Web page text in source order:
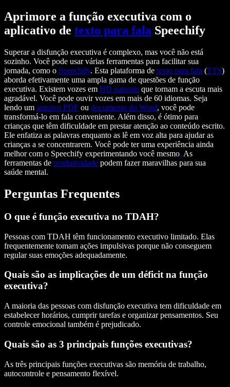
Aprimore a função executiva com o
aplicativo de texto para fala Speechify
Superar a disfunção executiva é complexo, mas você não está
sozinho. Você pode usar várias ferramentas para facilitar sua
jornada, como o Speechify. Esta plataforma de texto para fala (TTS)
aborda efetivamente uma ampla gama de questões de função
executiva. Existem vozes em HD naturais que tornam a escuta mais
agradável. Você pode ouvir vozes em mais de 60 idiomas. Seja
lendo um arquivo PDF ou documento do Word, você pode
transformá-lo em fala conveniente. Além disso, é ótimo para
crianças que têm dificuldade em prestar atenção ao conteúdo escrito.
Ele enfatiza as palavras enquanto as lê em voz alta para ajudar as
crianças a se concentrarem. Você pode ter uma experiência ainda
melhor com o Speechify experimentando você mesmo. As
ferramentas de produtividade podem fazer maravilhas para sua
saúde mental.
Perguntas Frequentes
O que é função executiva no TDAH?
Pessoas com TDAH têm funcionamento executivo limitado. Elas
frequentemente tomam ações impulsivas porque não conseguem
regular suas emoções adequadamente.
Quais são as implicações de um déficit na função
executiva?
A maioria das pessoas com disfunção executiva tem dificuldade em
estabelecer horários, cumprir tarefas e organizar pensamentos. Seu
controle emocional também é prejudicado.
Quais são as 3 principais funções executivas?
As três principais funções executivas são memória de trabalho,
autocontrole e pensamento flexível.